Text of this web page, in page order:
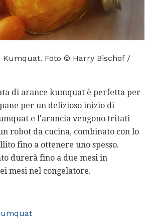
Kumquat. Foto © Harry Bischof /
di arance kumquat è perfetta per
per un delizioso inizio di
e l'arancia vengono tritati
robot da cucina, combinato con lo
fino a ottenere uno spesso.
durerà fino a due mesi in
mesi nel congelatore.